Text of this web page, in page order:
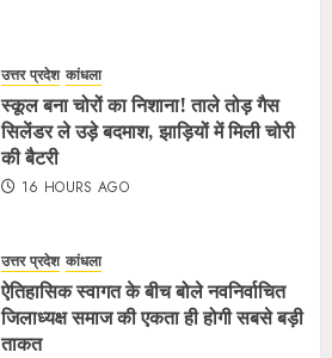
उत्तर प्रदेश कांधला
स्कूल बना चोरों का निशाना! ताले तोड़ गैस
सिलेंडर ले उड़े बदमाश, झाड़ियों में मिली चोरी
की बैटरी
16 HOURS AGO
उत्तर प्रदेश कांधला
ऐतिहासिक स्वागत के बीच बोले नवनिर्वाचित
जिलाध्यक्ष समाज की एकता ही होगी सबसे बड़ी
ताकत